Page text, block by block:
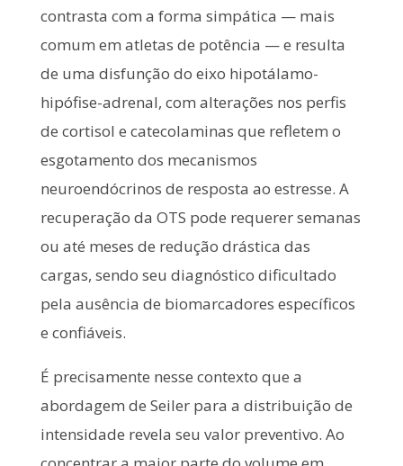
contrasta com a forma simpática — mais
comum em atletas de potência — e resulta
de uma disfunção do eixo hipotálamo-
hipófise-adrenal, com alterações nos perfis
de cortisol e catecolaminas que refletem o
esgotamento dos mecanismos
neuroendócrinos de resposta ao estresse. A
recuperação da OTS pode requerer semanas
ou até meses de redução drástica das
cargas, sendo seu diagnóstico dificultado
pela ausência de biomarcadores específicos
e confiáveis.
É precisamente nesse contexto que a
abordagem de Seiler para a distribuição de
intensidade revela seu valor preventivo. Ao